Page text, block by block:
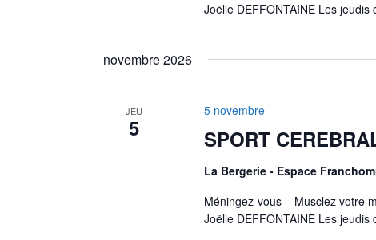
Joëlle DEFFONTAINE Les
novembre 2026
JEU
5 SPORT
5 novembre
La Bergerie - Espace
Méningez-vous – Musclez votre
Joëlle DEFFONTAINE Les